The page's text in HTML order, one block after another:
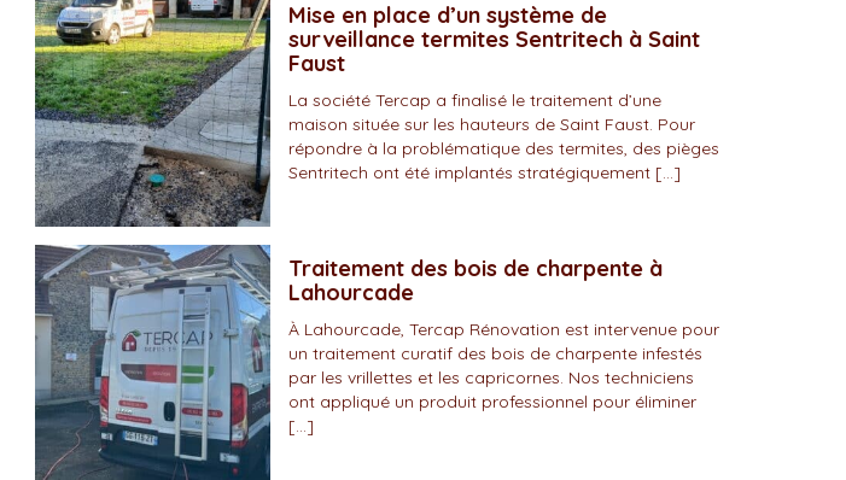
Mise en place d’un système de
surveillance termites Sentritech à Saint
Faust
La société Tercap a finalisé le traitement d’une
maison située sur les hauteurs de Saint Faust. Pour
répondre à la problématique des termites, des pièges
Sentritech ont été implantés stratégiquement […]
Traitement des bois de charpente à
Lahourcade
À Lahourcade, Tercap Rénovation est intervenue pour
un traitement curatif des bois de charpente infestés
par les vrillettes et les capricornes. Nos techniciens
ont appliqué un produit professionnel pour éliminer
[…]